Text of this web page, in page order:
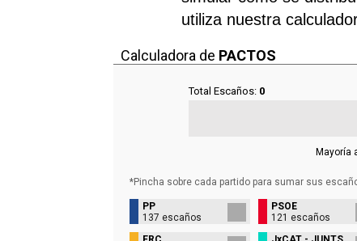
utiliza nuestra
Calculadora de PACTOS
Total Escaños: 0
Mayoría
*Pincha sobre cada partido para sumar sus
PP
137 escaños
PSOE
121 escaños